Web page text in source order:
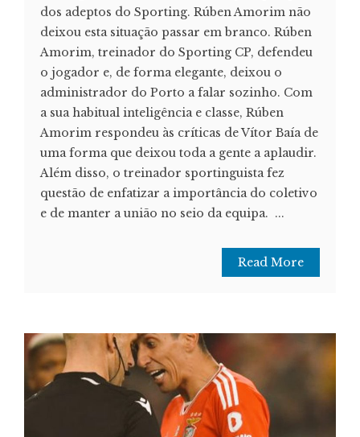
dos adeptos do Sporting. Rúben Amorim não
deixou esta situação passar em branco. Rúben
Amorim, treinador do Sporting CP, defendeu
o jogador e, de forma elegante, deixou o
administrador do Porto a falar sozinho. Com
a sua habitual inteligência e classe, Rúben
Amorim respondeu às críticas de Vítor Baía de
uma forma que deixou toda a gente a aplaudir.
Além disso, o treinador sportinguista fez
questão de enfatizar a importância do coletivo
e de manter a união no seio da equipa. ...
Read More